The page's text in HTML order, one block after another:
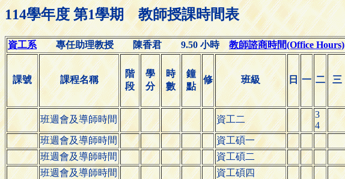
114學年度 第1學期 教師授課時間表
資工系專任助理教授 陳香君 9.50 小時教師諮商時間(Office Hours)
課號 課程名稱
階
段
學
分
時
數
鐘
點
修 班級 日 一 二 三
班週會及導師時間 資工二
3
4
班週會及導師時間
資工碩一
班週會及導師時間
資工碩二
班週會及導師時間
資工碩四